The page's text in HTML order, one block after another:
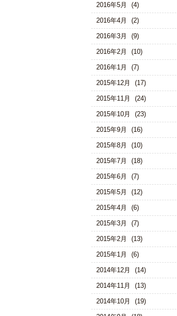
2016年5月 (4)
2016年4月 (2)
2016年3月 (9)
2016年2月 (10)
2016年1月 (7)
2015年12月 (17)
2015年11月 (24)
2015年10月 (23)
2015年9月 (16)
2015年8月 (10)
2015年7月 (18)
2015年6月 (7)
2015年5月 (12)
2015年4月 (6)
2015年3月 (7)
2015年2月 (13)
2015年1月 (6)
2014年12月 (14)
2014年11月 (13)
2014年10月 (19)